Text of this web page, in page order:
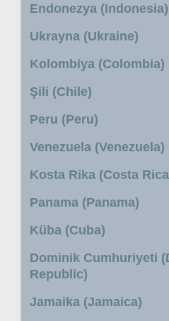
Endonezya (Indonesia)
Ukrayna (Ukraine)
Kolombiya (Colombia)
Şili (Chile)
Peru (Peru)
Venezuela (Venezuela)
Kosta Rika (Costa
Panama (Panama)
Küba (Cuba)
Dominik Cumhuriyeti
Republic)
Jamaika (Jamaica)